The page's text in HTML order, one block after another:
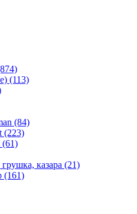
(113)
(84)
(223)
(61)
казара (21)
(161)